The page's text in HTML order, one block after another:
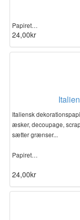
Papiret…
24,00kr
Italiensk
æsker, decoupage,
sætter grænser...
Papiret…
24,00kr